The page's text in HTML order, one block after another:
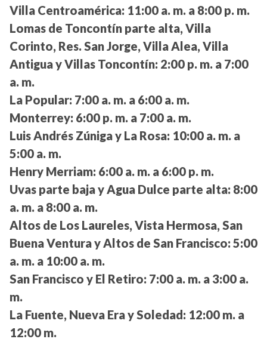
Villa Centroamérica: 11:00 a. m. a 8:00 p. m.
Lomas de Toncontín parte alta, Villa
Corinto, Res. San Jorge, Villa Alea, Villa
Antigua y Villas Toncontín: 2:00 p. m. a 7:00
a. m.
La Popular: 7:00 a. m. a 6:00 a. m.
Monterrey: 6:00 p. m. a 7:00 a. m.
Luis Andrés Zúniga y La Rosa: 10:00 a. m. a
5:00 a. m.
Henry Merriam: 6:00 a. m. a 6:00 p. m.
Uvas parte baja y Agua Dulce parte alta: 8:00
a. m. a 8:00 a. m.
Altos de Los Laureles, Vista Hermosa, San
Buena Ventura y Altos de San Francisco: 5:00
a. m. a 10:00 a. m.
San Francisco y El Retiro: 7:00 a. m. a 3:00 a.
m.
La Fuente, Nueva Era y Soledad: 12:00 m. a
12:00 m.